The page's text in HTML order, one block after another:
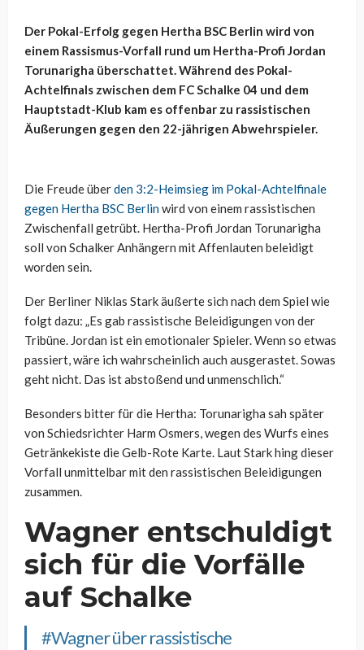
Der Pokal-Erfolg gegen Hertha BSC Berlin wird von
einem Rassismus-Vorfall rund um Hertha-Profi Jordan
Torunarigha überschattet. Während des Pokal-
Achtelfinals zwischen dem FC Schalke 04 und dem
Hauptstadt-Klub kam es offenbar zu rassistischen
Äußerungen gegen den 22-jährigen Abwehrspieler.
Die Freude überden 3:2-Heimsieg im Pokal-Achtelfinale
gegen Hertha BSC Berlinwird von einem rassistischen
Zwischenfall getrübt. Hertha-Profi Jordan Torunarigha
soll von Schalker Anhängern mit Affenlauten beleidigt
worden sein.
Der Berliner Niklas Stark äußerte sich nach dem Spiel wie
folgt dazu: „Es gab rassistische Beleidigungen von der
Tribüne. Jordan ist ein emotionaler Spieler. Wenn so etwas
passiert, wäre ich wahrscheinlich auch ausgerastet. Sowas
geht nicht. Das ist abstoßend und unmenschlich.“
Besonders bitter für die Hertha: Torunarigha sah später
von Schiedsrichter Harm Osmers, wegen des Wurfs eines
Getränkekiste die Gelb-Rote Karte. Laut Stark hing dieser
Vorfall unmittelbar mit den rassistischen Beleidigungen
zusammen.
Wagner entschuldigt
sich für die Vorfälle
auf Schalke
#Wagnerüber rassistische